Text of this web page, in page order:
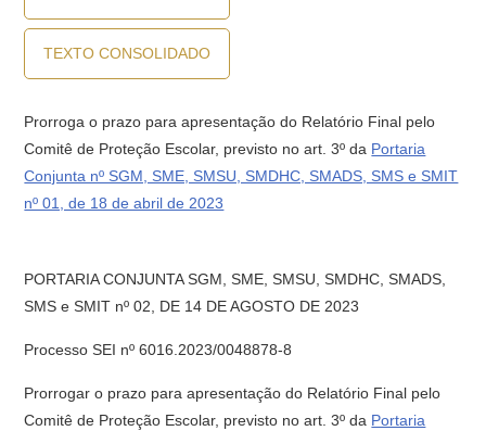
TEXTO CONSOLIDADO
Prorroga o prazo para apresentação do Relatório Final pelo
Comitê de Proteção Escolar, previsto no art. 3º da Portaria
Conjunta nº SGM, SME, SMSU, SMDHC, SMADS, SMS e SMIT
nº 01, de 18 de abril de 2023
PORTARIA CONJUNTA SGM, SME, SMSU, SMDHC, SMADS,
SMS e SMIT nº 02, DE 14 DE AGOSTO DE 2023
Processo SEI nº 6016.2023/0048878-8
Prorrogar o prazo para apresentação do Relatório Final pelo
Comitê de Proteção Escolar, previsto no art. 3º da Portaria